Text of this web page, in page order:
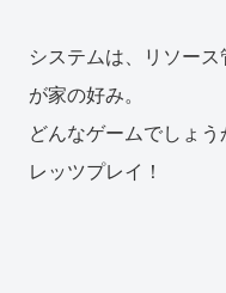
システムは、リソー
が家の好み。
どんなゲームでしょう
レッツプレイ！